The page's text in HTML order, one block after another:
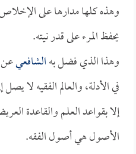
وهذه كلها مدارها على
يحفظ المرء على قدر نيته.
وهذا الذي فضل بهالشافعيعن
في الأدلة، والعالم الفقيه لا
إلا بقواعد العلم والقاعدة
الأصول هي أصول الفقه.